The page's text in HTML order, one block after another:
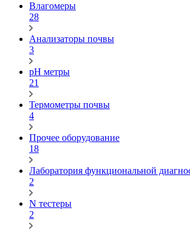
Влагомеры
28
Анализаторы почвы
3
pH метры
21
Термометры почвы
4
Прочее оборудование
18
Лаборатория функциональной
2
N тестеры
2